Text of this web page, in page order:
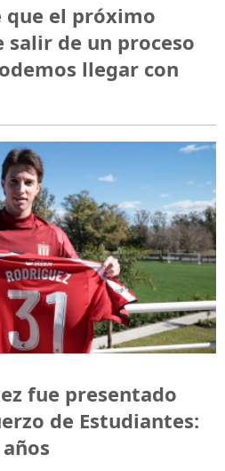
que el próximo
salir de un proceso
llegar con
fue presentado
de Estudiantes: